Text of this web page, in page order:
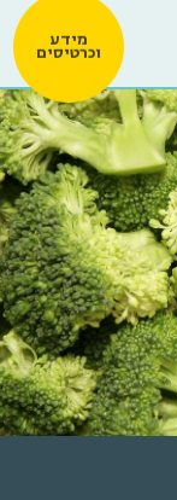
מידע
וכרטיסים